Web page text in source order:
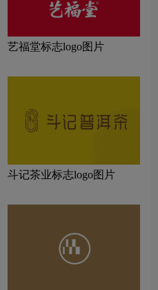
艺福堂标志logo图片
斗记茶业标志logo图片